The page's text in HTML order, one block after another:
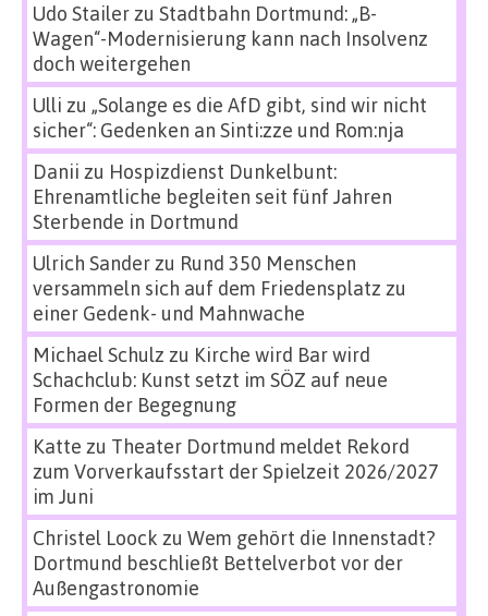
Udo Stailerzu Stadtbahn Dortmund: „B-
Wagen“-Modernisierung kann nach Insolvenz
doch weitergehen
Ulli zu „Solange es die AfD gibt, sind wir nicht
sicher“: Gedenken an Sinti:zze und Rom:nja
Danii zu Hospizdienst Dunkelbunt:
Ehrenamtliche begleiten seit fünf Jahren
Sterbende in Dortmund
Ulrich Sanderzu Rund 350 Menschen
versammeln sich auf dem Friedensplatz zu
einer Gedenk- und Mahnwache
Michael Schulz zu Kirche wird Bar wird
Schachclub: Kunst setzt im SÖZ auf neue
Formen der Begegnung
Katte zu Theater Dortmund meldet Rekord
zum Vorverkaufsstart der Spielzeit 2026/2027
im Juni
Christel Loock zu Wem gehört die Innenstadt?
Dortmund beschließt Bettelverbot vor der
Außengastronomie